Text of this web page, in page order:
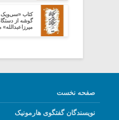
کتاب «سی‌ویک
گوشه از
صفحه نخست
نویسندگان گفتگوی هارمونیک